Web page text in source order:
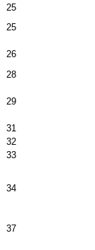
25
25
26
28
29
31
32
33
34
37